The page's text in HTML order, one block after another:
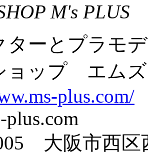
M's PLUS
ターとプラモ
ョップ エム
plus.com/
plus.com
大阪市西